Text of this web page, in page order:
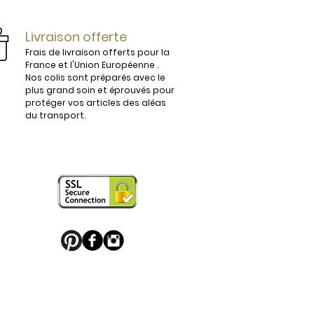
vous conviendra parfaitement.
France sont légèrement
boucle de ceinture pour apporter
puisse en profiter.
Palladium, ou habillés de motifs
Livraison offerte
Frais de livraison offerts pour la
France et l'Union Européenne .
Nos colis sont préparés avec le
plus grand soin et éprouvés pour
protéger vos articles des aléas
du transport.